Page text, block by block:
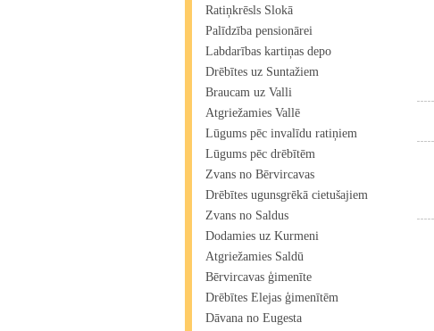
Ratiņkrēsls Slokā
Palīdzība pensionārei
Labdarības kartiņas depo
Drēbītes uz Suntažiem
Braucam uz Valli
Atgriežamies Vallē
Lūgums pēc invalīdu ratiņiem
Lūgums pēc drēbītēm
Zvans no Bērvircavas
Drēbītes ugunsgrēkā cietušajiem
Zvans no Saldus
Dodamies uz Kurmeni
Atgriežamies Saldū
Bērvircavas ģimenīte
Drēbītes Elejas ģimenītēm
Dāvana no Eugesta